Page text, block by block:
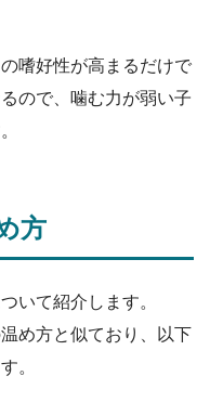
嗜好性が高まるだけで
ので、噛む力が弱い子
方
いて紹介します。
め方と似ており、以下
。